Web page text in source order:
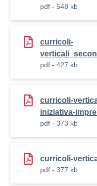
pdf - 548 kb
curricoli-
pdf - 427 kb
curricoli-
iniziativa-
pdf - 373 kb
curricoli-
pdf - 377 kb